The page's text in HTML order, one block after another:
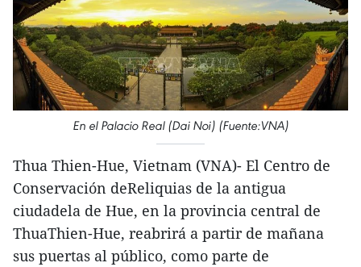
En el Palacio Real (Dai Noi) (Fuente:VNA)
Thua Thien-Hue, Vietnam (VNA)- El Centro de
Conservación deReliquias de la antigua
ciudadela de Hue, en la provincia central de
ThuaThien-Hue, reabrirá a partir de mañana
sus puertas al público, como parte de